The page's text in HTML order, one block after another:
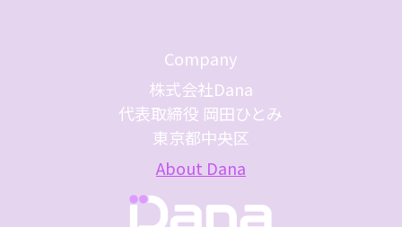
Company
株式会社Dana
代表取締役 岡田ひとみ
東京都中央区
About Dana